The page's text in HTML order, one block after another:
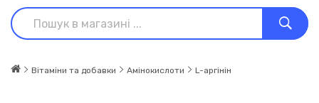
Вітаміни та добавки Амінокислоти L-аргінін